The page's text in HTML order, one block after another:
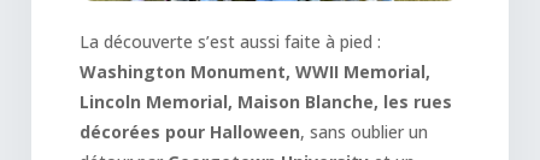
La découverte s’est aussi faite à pied :
Washington Monument, WWII Memorial,
Lincoln Memorial, Maison Blanche, les rues
décorées pour Halloween, sans oublier un